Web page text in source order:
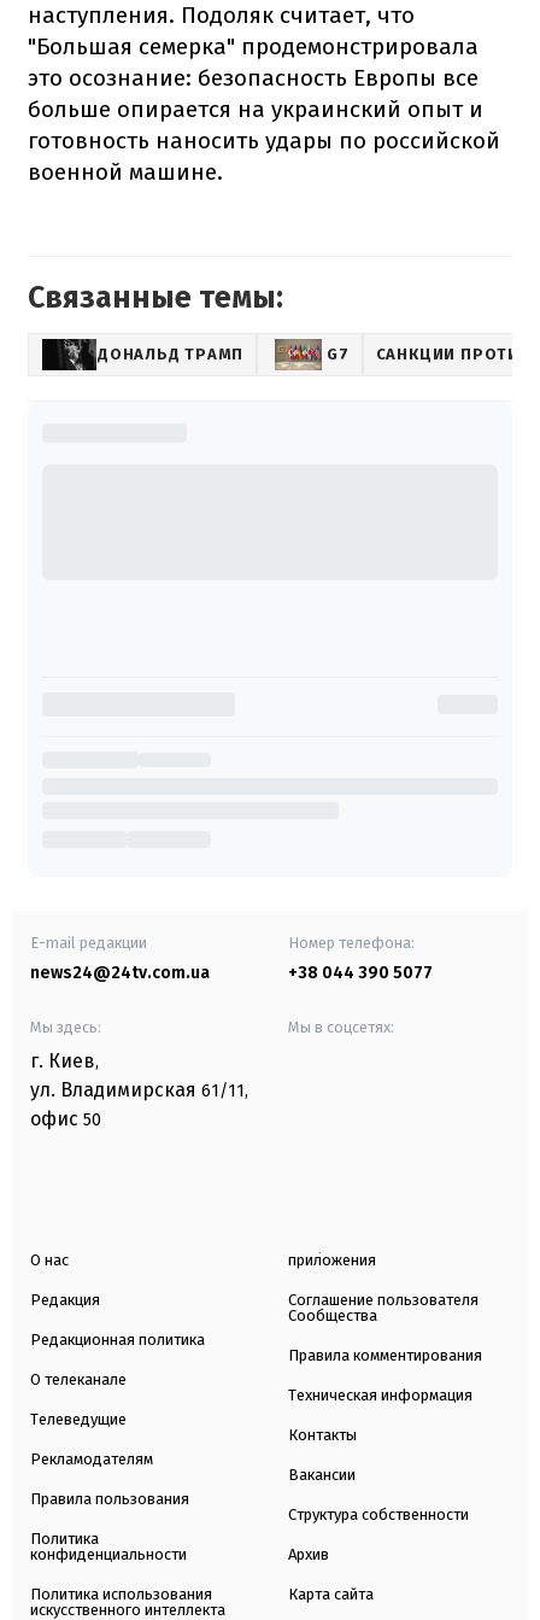
наступления. Подоляк считает, что
"Большая семерка" продемонстрировала
это осознание: безопасность Европы все
больше опирается на украинский опыт и
готовность наносить удары по российской
военной машине.
Связанные темы:
ДОНАЛЬД ТРАМП G7 САНКЦИИ ПРОТИВ
E-mail редакции
news24@24tv.com.ua
Номер телефона:
+38 044 390 5077
Мы здесь:
г. Киев,
ул. Владимирская 61/11,
офис 50
Мы в соцсетях:
О нас
Редакция
Редакционная политика
О телеканале
Телеведущие
Рекламодателям
Правила пользования
Политика
конфиденциальности
Политика использования
искусственного интеллекта
приложения
Соглашение пользователя
Сообщества
Правила комментирования
Техническая информация
Контакты
Вакансии
Структура собственности
Архив
Карта сайта